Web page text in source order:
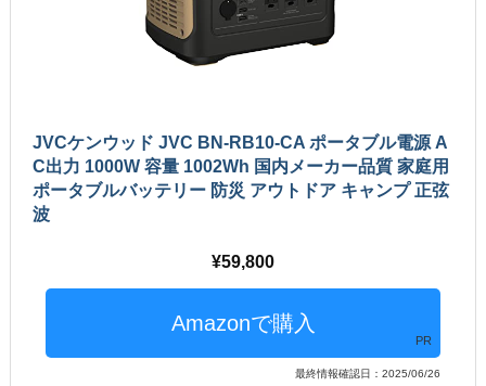
JVCケンウッド JVC BN-RB10-CA ポータブル電源 A
C出力 1000W 容量 1002Wh 国内メーカー品質 家庭用
ポータブルバッテリー 防災 アウトドア キャンプ 正弦
波
59,800
PR
最終情報確認日：2025/06/26